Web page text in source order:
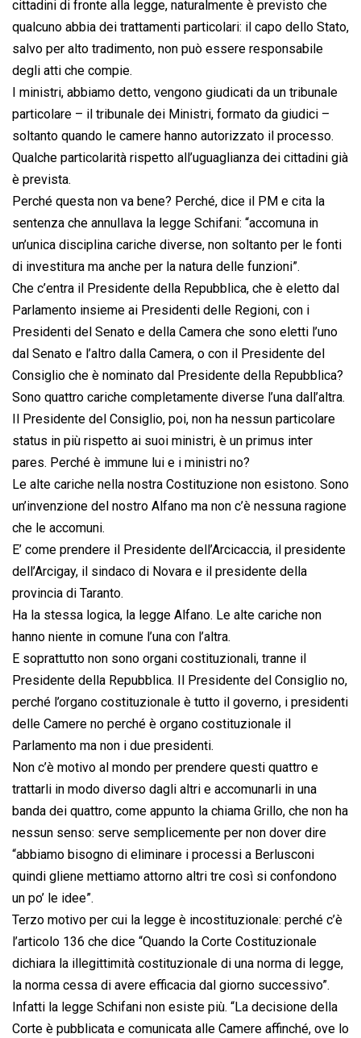
cittadini di fronte alla legge, naturalmente è previsto che
qualcuno abbia dei trattamenti particolari: il capo dello Stato,
salvo per alto tradimento, non può essere responsabile
degli atti che compie.
I ministri, abbiamo detto, vengono giudicati da un tribunale
particolare – il tribunale dei Ministri, formato da giudici –
soltanto quando le camere hanno autorizzato il processo.
Qualche particolarità rispetto all’uguaglianza dei cittadini già
è prevista.
Perché questa non va bene? Perché, dice il PM e cita la
sentenza che annullava la legge Schifani: “accomuna in
un’unica disciplina cariche diverse, non soltanto per le fonti
di investitura ma anche per la natura delle funzioni”.
Che c’entra il Presidente della Repubblica, che è eletto dal
Parlamento insieme ai Presidenti delle Regioni, con i
Presidenti del Senato e della Camera che sono eletti l’uno
dal Senato e l’altro dalla Camera, o con il Presidente del
Consiglio che è nominato dal Presidente della Repubblica?
Sono quattro cariche completamente diverse l’una dall’altra.
Il Presidente del Consiglio, poi, non ha nessun particolare
status in più rispetto ai suoi ministri, è un primus inter
pares. Perché è immune lui e i ministri no?
Le alte cariche nella nostra Costituzione non esistono. Sono
un’invenzione del nostro Alfano ma non c’è nessuna ragione
che le accomuni.
E’ come prendere il Presidente dell’Arcicaccia, il presidente
dell’Arcigay, il sindaco di Novara e il presidente della
provincia di Taranto.
Ha la stessa logica, la legge Alfano. Le alte cariche non
hanno niente in comune l’una con l’altra.
E soprattutto non sono organi costituzionali, tranne il
Presidente della Repubblica. Il Presidente del Consiglio no,
perché l’organo costituzionale è tutto il governo, i presidenti
delle Camere no perché è organo costituzionale il
Parlamento ma non i due presidenti.
Non c’è motivo al mondo per prendere questi quattro e
trattarli in modo diverso dagli altri e accomunarli in una
banda dei quattro, come appunto la chiama Grillo, che non ha
nessun senso: serve semplicemente per non dover dire
“abbiamo bisogno di eliminare i processi a Berlusconi
quindi gliene mettiamo attorno altri tre così si confondono
un po’ le idee”.
Terzo motivo per cui la legge è incostituzionale: perché c’è
l’articolo 136 che dice “Quando la Corte Costituzionale
dichiara la illegittimità costituzionale di una norma di legge,
la norma cessa di avere efficacia dal giorno successivo”.
Infatti la legge Schifani non esiste più. “La decisione della
Corte è pubblicata e comunicata alle Camere affinché, ove lo